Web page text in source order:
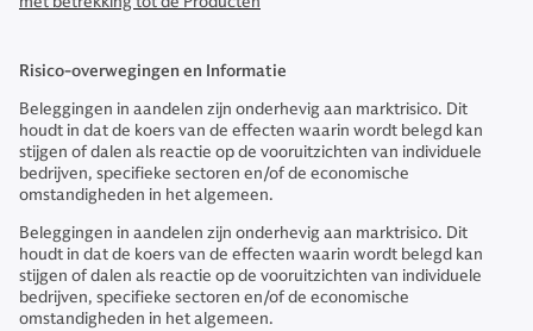
Risico-overwegingen en Informatie
Beleggingen in aandelen zijn onderhevig aan marktrisico. Dit
houdt in dat de koers van de effecten waarin wordt belegd kan
stijgen of dalen als reactie op de vooruitzichten van individuele
bedrijven, specifieke sectoren en/of de economische
omstandigheden in het algemeen.
Beleggingen in aandelen zijn onderhevig aan marktrisico. Dit
houdt in dat de koers van de effecten waarin wordt belegd kan
stijgen of dalen als reactie op de vooruitzichten van individuele
bedrijven, specifieke sectoren en/of de economische
omstandigheden in het algemeen.